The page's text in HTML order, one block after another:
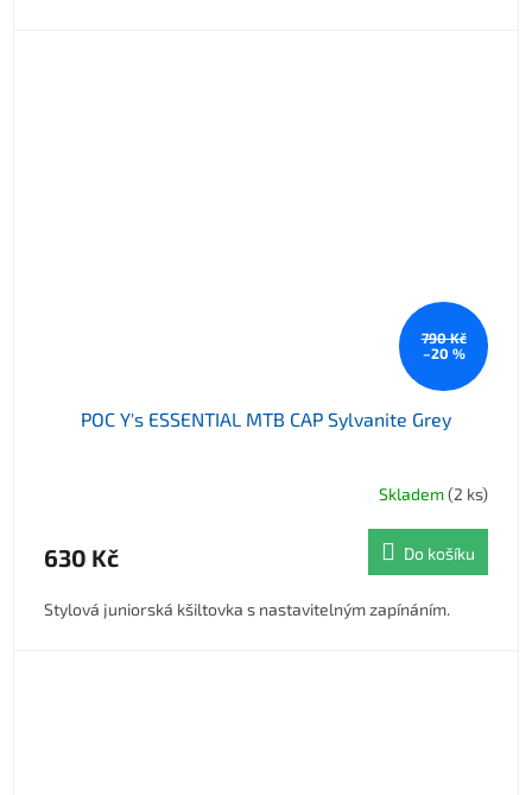
790 Kč
–20 %
POC Y's ESSENTIAL MTB CAP Sylvanite Grey
Skladem(2 ks)
630 Kč Do košíku
Stylová juniorská kšiltovka s nastavitelným zapínáním.